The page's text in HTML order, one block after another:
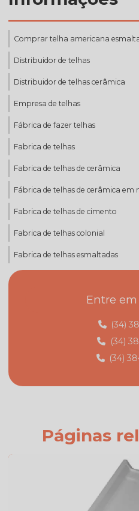
Comprar telha americana
Distribuidor de telhas
Distribuidor de telhas cerâmica
Empresa de telhas
Fábrica de fazer telhas
Fabrica de telhas
Fabrica de telhas de cerâmica
Fábrica de telhas de cerâmica em
Fabrica de telhas de cimento
Fabrica de telhas colonial
Fabrica de telhas esmaltadas
Fabrica de telhas mg
Fabrica de telhas minas gerais
Fábrica de telhas em monte
Fábrica de telhas em monte
Fabricante de telhas cerâmicas
Fornecedor de telhas colonial
Orçamento de telha de cimento
Preço da telha americana branca
Entre
(34)
(34)
(34)
Páginas